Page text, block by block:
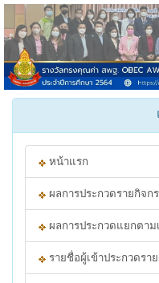
หน้าแรก
ผลการประกวดรายกิจก
ผลการประกวดแยกตา
รายชื่อผู้เข้าประกวดรา